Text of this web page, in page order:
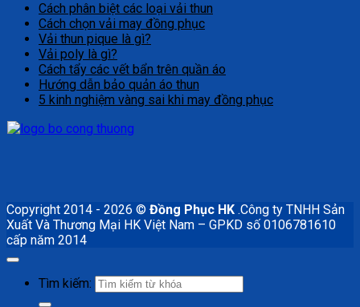
Cách phân biệt các loại vải thun
Cách chọn vải may đồng phục
Vải thun pique là gì?
Vải poly là gì?
Cách tẩy các vết bẩn trên quần áo
Hướng dẫn bảo quản áo thun
5 kinh nghiệm vàng sai khi may đồng phục
Copyright 2014 - 2026 © Đồng Phục HK .Công ty TNHH Sản
Xuất Và Thương Mại HK Việt Nam – GPKD số 0106781610
cấp năm 2014
Tìm kiếm: